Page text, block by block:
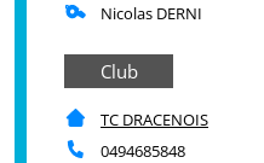
Nicolas DERNI
Club
TC DRACENOIS
0494685848